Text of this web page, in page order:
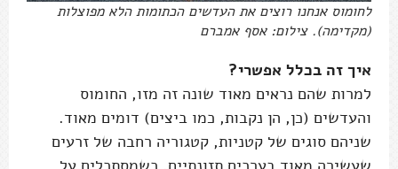
לחומוס אנחנו רוצים את העדשים הכתומות הלא מפוצלות
(מקדימה). צילום: אסף אמברם
איך זה בכלל אפשרי?
למרות שהם נראים מאוד שונה זה מזו, החומוס
והעדשים (כן, הן נקבות, כמו ביצים) דומים מאוד.
שניהם סוגים של קטניות, קטגוריה רחבה של זרעים